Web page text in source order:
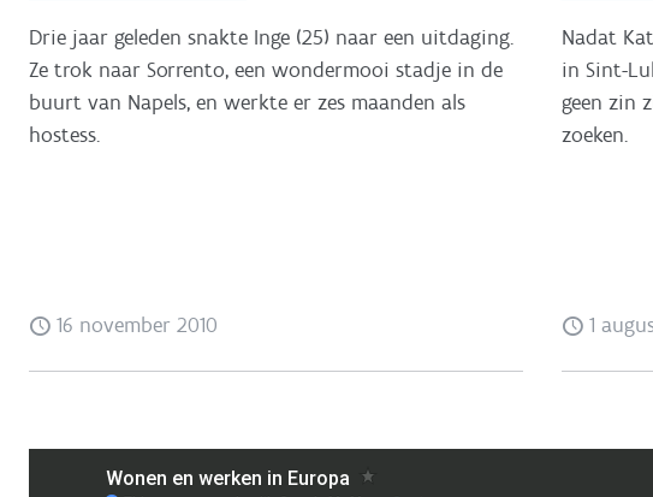
Drie jaar geleden snakte Inge (25) naar een uitdaging.
Ze trok naar Sorrento, een wondermooi stadje in de
buurt van Napels, en werkte er zes maanden als
hostess.
16 november 2010
Nadat
in Sint-
geen zin
zoeken.
1